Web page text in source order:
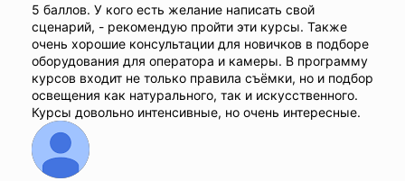
5 баллов. У кого есть желание написать свой
сценарий, - рекомендую пройти эти курсы. Также
очень хорошие консультации для новичков в подборе
оборудования для оператора и камеры. В программу
курсов входит не только правила съёмки, но и подбор
освещения как натурального, так и искусственного.
Курсы довольно интенсивные, но очень интересные.